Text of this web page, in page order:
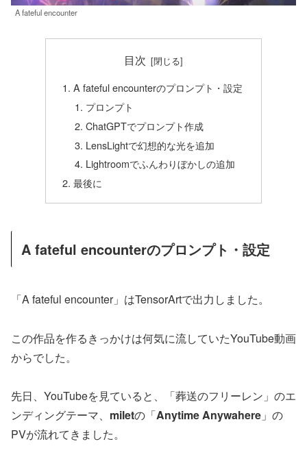
A fateful encounter
目次
A fateful encounterのプロンプト・設定
プロンプト
ChatGPTでプロンプト作成
LensLightで幻想的な光を追加
Lightroomでふんわりぼかしの追加
最後に
A fateful encounterのプロンプト・設定
「A fateful encounter」はTensorArtで出力しました。
この作品を作るきっかけは何気に流していたYouTube動画
からでした。
先日、YouTubeを見ていると、「葬送のフリーレン」のエ
ンディングテーマ、 miletの「Anytime Anywahere 」の
PVが流れてきました。